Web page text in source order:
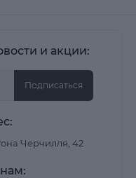
и акции:
Подписаться
Черчилля, 42